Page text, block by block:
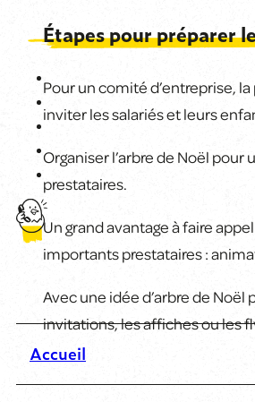
Accueil
Étapes pour préparer
Pour un comité d’entreprise,
inviter les salariés et leurs
Organiser l’arbre de Noël
prestataires.
Un grand avantage à faire
importants prestataires :
Avec une idée d’arbre de
invitations, les affiches ou les